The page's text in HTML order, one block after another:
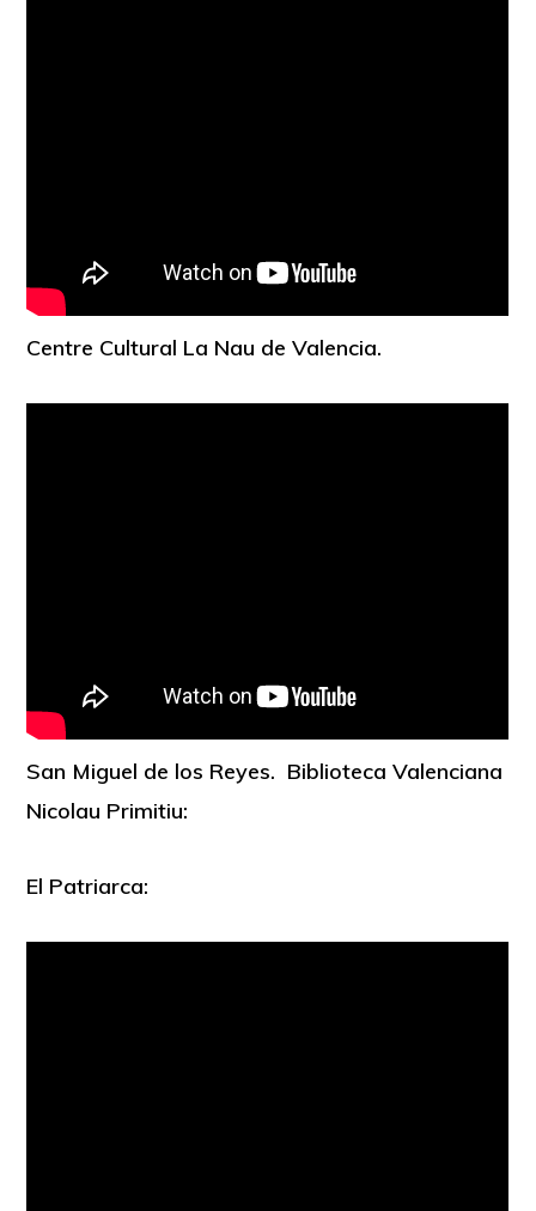
Centre Cultural La Nau de Valencia.
San Miguel de los Reyes. Biblioteca Valenciana
Nicolau Primitiu:
El Patriarca: